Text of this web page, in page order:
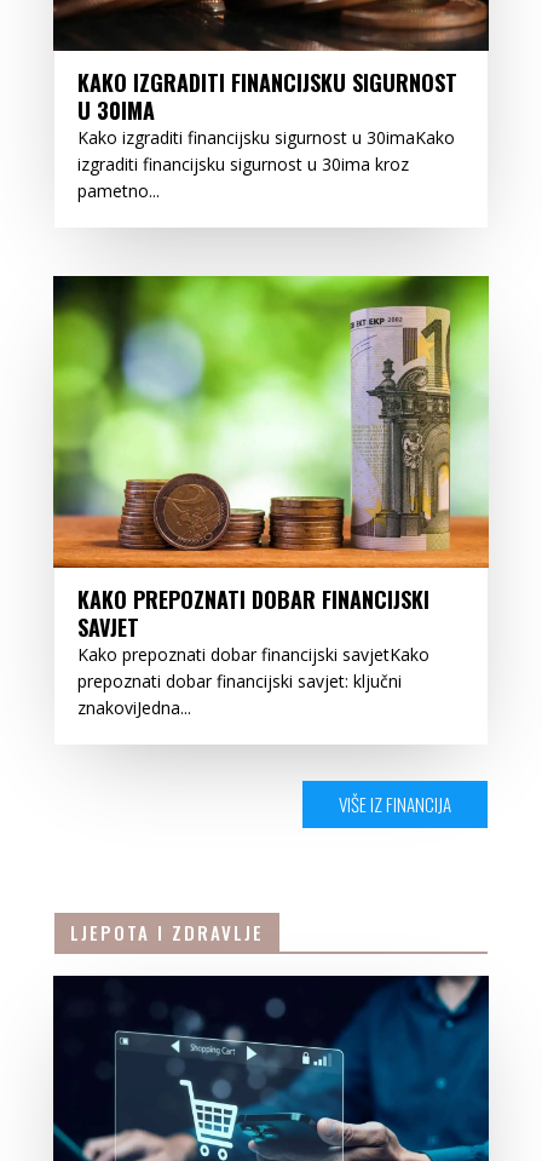
KAKO IZGRADITI FINANCIJSKU SIGURNOST
U 30IMA
Kako izgraditi financijsku sigurnost u 30imaKako
izgraditi financijsku sigurnost u 30ima kroz
pametno...
KAKO PREPOZNATI DOBAR FINANCIJSKI
SAVJET
Kako prepoznati dobar financijski savjetKako
prepoznati dobar financijski savjet: ključni
znakoviJedna...
VIŠE IZ FINANCIJA
LJEPOTA I ZDRAVLJE